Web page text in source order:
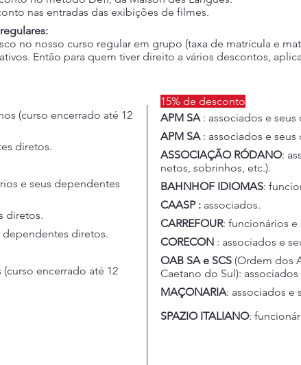
nas entradas das exibições de filmes.
no nosso curso regular em grupo (taxa de matrícula e
Então para quem tiver direito a vários descontos,
(curso encerrado até 12
diretos.
e seus dependentes
diretos.
dependentes diretos.
encerrado até 12
15% de desconto
APM SA : associados e
APM SA: associados e
ASSOCIAÇÃO RÓDANO:
netos, sobrinhos, etc.).
BAHNHOF IDIOMAS:
CAASP : associados.
CARREFOUR: funcionários
CORECON : associados e
OAB SA e SCS (Ordem dos
Caetano do Sul):
MAÇONARIA: associados e
SPAZIO ITALIANO: